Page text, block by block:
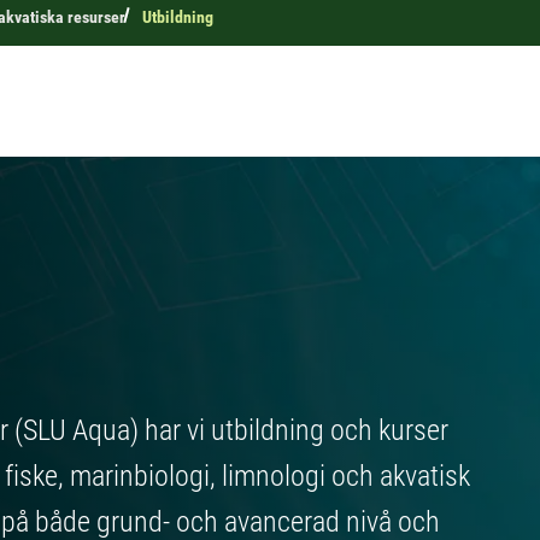
resurser Utbildning
Aqua) har vi utbildning och kurser
marinbiologi, limnologi och akvatisk
både grund- och avancerad nivå och